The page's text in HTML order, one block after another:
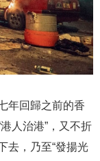
年回歸之前的香
人治港”，又不折
去，乃至“發揚光